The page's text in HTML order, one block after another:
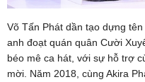
Võ Tấn Phát dần tạo dựng
anh đoạt quán quân Cười
béo mê ca hát, với sự hỗ trợ
mời. Năm 2018, cùng Akira